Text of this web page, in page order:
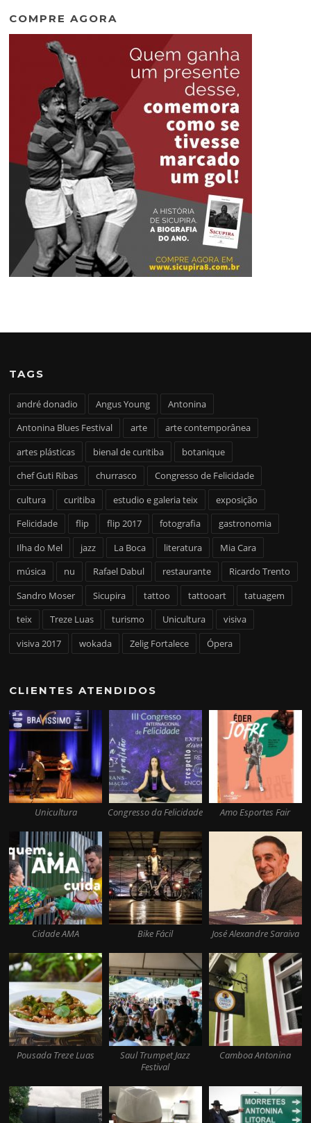
COMPRE AGORA
TAGS
andré donadio Angus Young
Antonina
Antonina Blues Festival
arte
arte contemporânea
artes plásticas
bienal de curitiba
botanique
chef Guti Ribas
churrasco
Congresso de Felicidade
cultura
curitiba estudio e galeria teix
exposição
Felicidade
flip flip 2017 fotografia
gastronomia
Ilha do Mel
jazz La Boca literatura
Mia Cara
música
nu Rafael Dabul restaurante
Ricardo Trento
Sandro Moser
Sicupira tattoo tattooart
tatuagem
teix
Treze Luas turismo Unicultura
visiva
visiva 2017
wokada Zelig Fortalece Ópera
CLIENTES ATENDIDOS
Unicultura Congresso da Felicidade Amo Esportes Fair
Cidade AMA Bike Fácil José Alexandre Saraiva
Pousada Treze Luas
Saul Trumpet Jazz
Festival
Camboa Antonina